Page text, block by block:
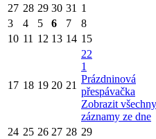
27 28 29 30 31 1
3
4 5 6 7 8
10 11 12 13 14 15
17 18 19 20 21
22
1
Prázdninová
přespávačka
Zobrazit všechny
záznamy ze dne
24 25 26 27 28 29